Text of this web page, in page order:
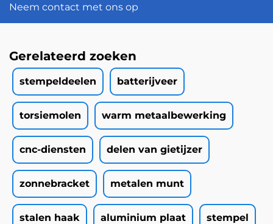
Neem contact met ons op
Gerelateerd zoeken
stempeldeelen batterijveer
torsiemolen warm metaalbewerking
cnc-diensten delen van gietijzer
zonnebracket metalen munt
stalen haak aluminium plaat stempel